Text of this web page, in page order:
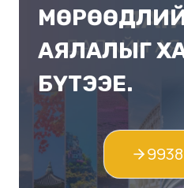
АЯЛАЛЫГ
БҮТЭЭЕ.